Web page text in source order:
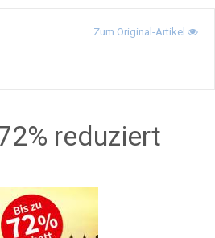
Zum Original-Artikel
reduziert